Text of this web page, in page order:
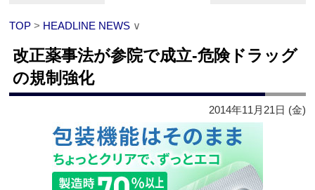
TOP > HEADLINE NEWS ∨
改正薬事法が参院で成立‐危険ドラッグ
の規制強化
2014年11月21日 (金)